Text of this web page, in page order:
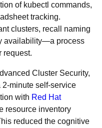
of kubectl commands,
tracking.
clusters, recall naming
availability—a process
request.
Cluster Security,
minute self-service
with Red Hat
resource inventory
reduced the cognitive